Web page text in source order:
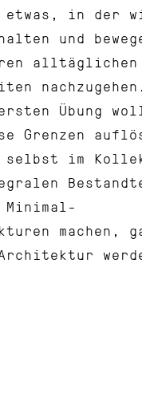
etwas, in der
und
alltäglichen
Übung
Grenzen
selbst im
machen,